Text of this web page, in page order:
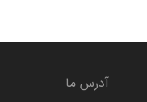
آدرس ما